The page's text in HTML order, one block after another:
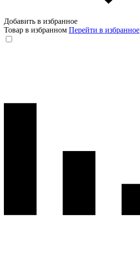
Добавить в избранное
Товар в избранном Перейти в избранное